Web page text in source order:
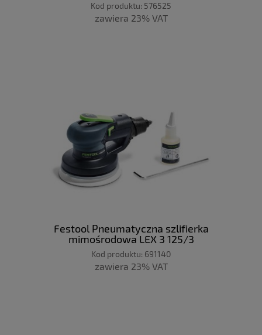
Kod produktu: 576525
zawiera 23% VAT
Festool Pneumatyczna szlifierka
mimośrodowa LEX 3 125/3
Kod produktu: 691140
zawiera 23% VAT